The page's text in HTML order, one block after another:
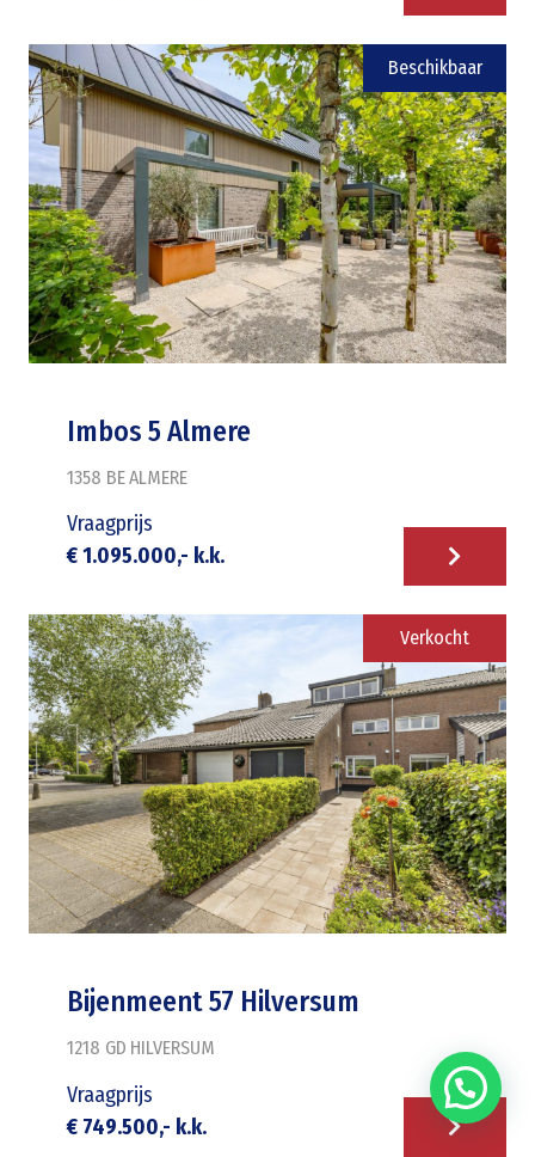
Beschikbaar
Imbos 5 Almere
1358 BEALMERE
Vraagprijs
€ 1.095.000,- k.k.
Verkocht
Bijenmeent 57 Hilversum
1218 GD HILVERSUM
Vraagprijs
€ 749.500,- k.k.